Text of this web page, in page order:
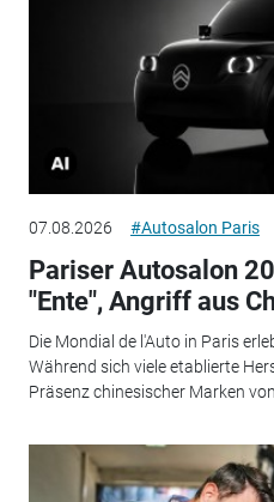
07.08.2026 #Autosalon Paris
Pariser Autosalon
"Ente", Angriff aus
Die Mondial de l'Auto in Paris
Während sich viele etablierte
Präsenz chinesischer Marken